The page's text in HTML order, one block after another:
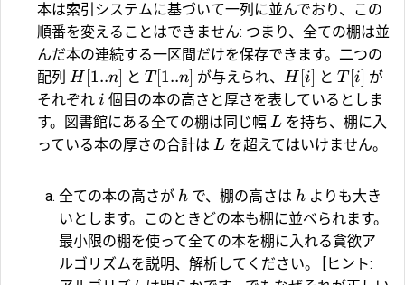
本は索引システムに基づいて一列に並んでおり、この
順番を変えることはできません: つまり、全ての棚は並
んだ本の連続する一区間だけを保存できます。二つの
配列 H [1..n] と T [1..n] が与えられ、H [i] と T [i] が
それぞれ i 個目の本の高さと厚さを表しているとしま
す。図書館にある全ての棚は同じ幅 L を持ち、棚に入
っている本の厚さの合計は L を超えてはいけません。
全ての本の高さが h で、棚の高さは h よりも大き
いとします。このときどの本も棚に並べられます。
最小限の棚を使って全ての本を棚に入れる貪欲ア
ルゴリズムを説明、解析してください。 [ヒント: